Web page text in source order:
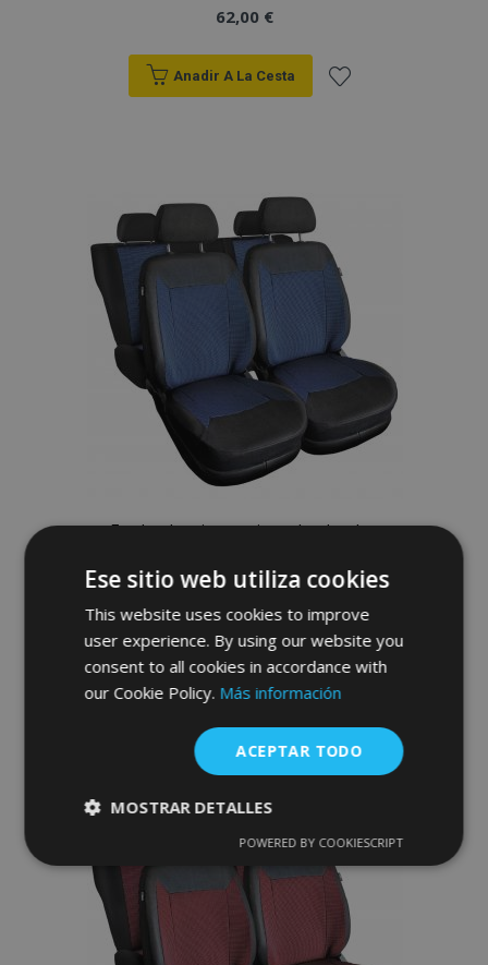
62,00 €
Anadir A La Cesta
de
Deseos
Fundas de asiento universales de tela
Volkswagen Polo Classic
62,00 €
Añadir
a la
de
Deseos
Ese sitio web utiliza cookies
This website uses cookies to improve
user experience. By using our website you
consent to all cookies in accordance with
our Cookie Policy. Más información
ACEPTAR TODO
MOSTRAR DETALLES
estrictamente
necesarias
Cookies de
rendimiento
POWERED BY COOKIESCRIPT